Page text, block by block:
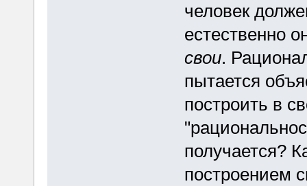
человек
естественно
свои.
пытается
построить в
получается?
построением